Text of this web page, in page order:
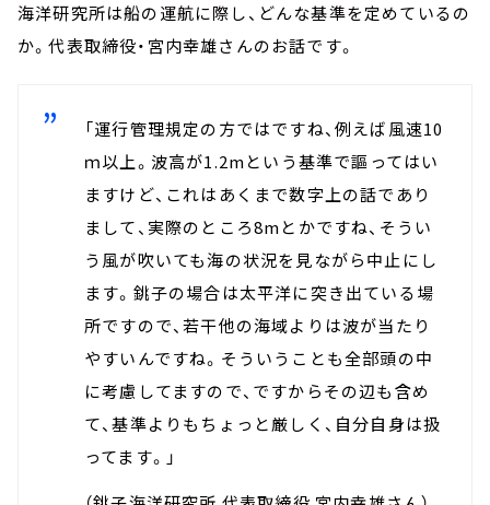
海洋研究所は船の運航に際し、どんな基準を定めているの
か。代表取締役・宮内幸雄さんのお話です。
「運行管理規定の方ではですね、例えば風速10
ｍ以上。波高が1.2mという基準で謳ってはい
ますけど、これはあくまで数字上の話であり
まして、実際のところ8mとかですね、そうい
う風が吹いても海の状況を見ながら中止にし
ます。銚子の場合は太平洋に突き出ている場
所ですので、若干他の海域よりは波が当たり
やすいんですね。そういうことも全部頭の中
に考慮してますので、ですからその辺も含め
て、基準よりもちょっと厳しく、自分自身は扱
ってます。」